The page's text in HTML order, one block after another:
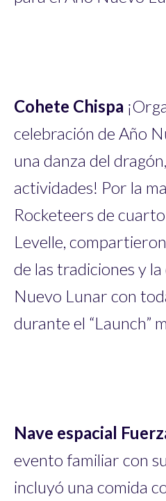
Cohete Chispa
celebración de Año
una danza del
actividades! Por la
Rocketeers de
Levelle,
de las tradiciones y
Nuevo Lunar con
durante el “Launch”
Nave espacial
evento familiar con
incluyó una comida